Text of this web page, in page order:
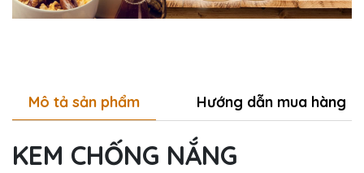
Mô tả sản phẩm Hướng dẫn mua hàng
KEM CHỐNG NẮNG